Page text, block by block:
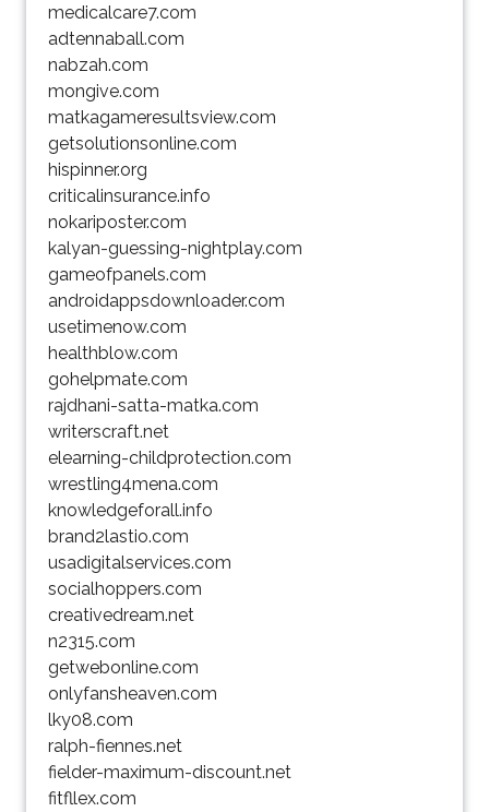
medicalcare7.com
adtennaball.com
nabzah.com
mongive.com
matkagameresultsview.com
getsolutionsonline.com
hispinner.org
criticalinsurance.info
nokariposter.com
kalyan-guessing-nightplay.com
gameofpanels.com
androidappsdownloader.com
usetimenow.com
healthblow.com
gohelpmate.com
rajdhani-satta-matka.com
writerscraft.net
elearning-childprotection.com
wrestling4mena.com
knowledgeforall.info
brand2lastio.com
usadigitalservices.com
socialhoppers.com
creativedream.net
n2315.com
getwebonline.com
onlyfansheaven.com
lky08.com
ralph-fiennes.net
fielder-maximum-discount.net
fitfllex.com